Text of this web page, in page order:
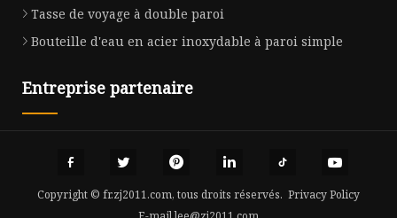
Tasse de voyage à double paroi
Bouteille d'eau en acier inoxydable à paroi simple
Entreprise partenaire
Copyright © fr.zj2011.com, tous droits réservés. Privacy Policy